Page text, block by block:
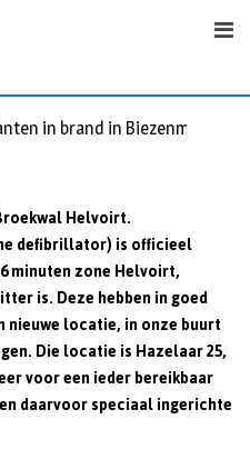
in brand in Biezenmortel,
Helvoirt.
defibrillator) is officieel
minuten zone Helvoirt,
is. Deze hebben in goed
nieuwe locatie, in onze buurt
Die locatie is Hazelaar 25,
voor een ieder bereikbaar
daarvoor speciaal ingerichte